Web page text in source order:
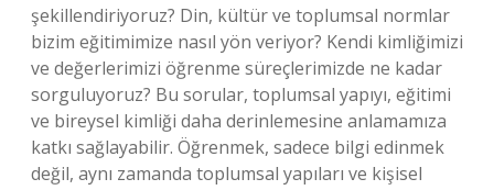
şekillendiriyoruz? Din, kültür ve toplumsal normlar
bizim eğitimimize nasıl yön veriyor? Kendi kimliğimizi
ve değerlerimizi öğrenme süreçlerimizde ne kadar
sorguluyoruz? Bu sorular, toplumsal yapıyı, eğitimi
ve bireysel kimliği daha derinlemesine anlamamıza
katkı sağlayabilir. Öğrenmek, sadece bilgi edinmek
değil, aynı zamanda toplumsal yapıları ve kişisel